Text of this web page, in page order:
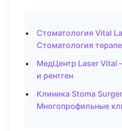
Стоматология Vital
Стоматология
МедЦентр Laser Vital
и рентген
Клиника Stoma
Многопрофильные